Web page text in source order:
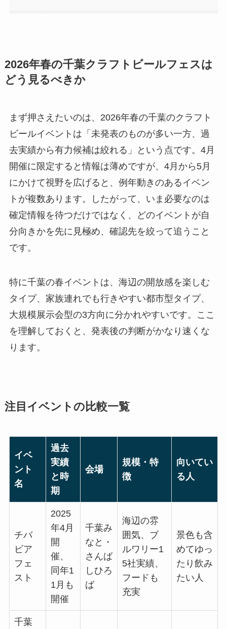
2026年春の千葉クラフトビールフェスは
どう見るべきか
まず押さえたいのは、2026年春の千葉のクラフト
ビールイベントは「未発表のものが多い一方、過
去実績から有力候補は絞れる」という点です。4月
開催に限定すると情報は薄めですが、4月から5月
にかけて視野を広げると、例年動きのあるイベン
トが複数あります。したがって、いま必要なのは
確定情報を待つだけではなく、どのイベントが自
分向きかを先に見極め、確認先を絞って追うこと
です。
特に千葉の春イベントは、海辺の開放感を楽しむ
タイプ、家族連れでも行きやすい都市型タイプ、
大規模展示会型の3方向に分かれやすいです。ここ
を理解しておくと、発表後の判断がかなり速くな
ります。
注目イベントの比較一覧
イベ
ント
名
過去
実績
と時
期
会場
規模・特
徴
向いてい
る人
チバ
ビア
フェ
スト
2025
年4月
開
催、
同年1
1月も
開催
千葉み
なと・
さんば
しひろ
ば
海辺の雰
囲気、ブ
ルワリー1
5社実績、
フードも
充実
景色も含
めてゆっ
たり飲み
たい人
千葉